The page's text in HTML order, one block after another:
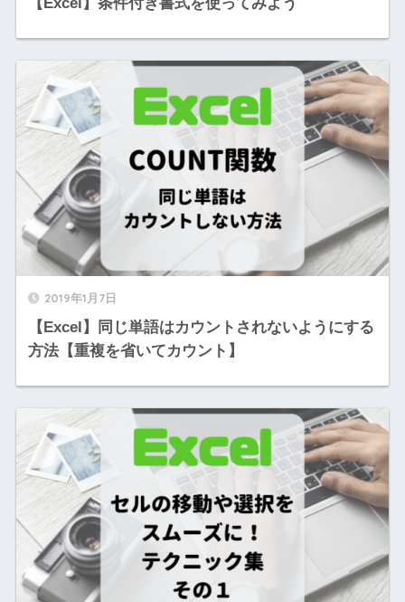
【Excel】条件付き書式を使ってみよう
2019年1月7日
【Excel】同じ単語はカウントされないようにする
方法【重複を省いてカウント】